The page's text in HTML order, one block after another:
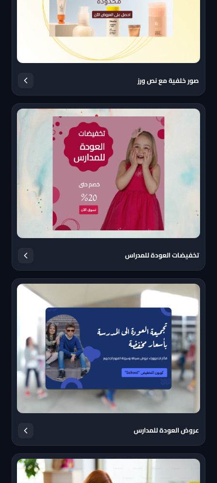
صور خلفية مع نص ورز
تخفيضات العودة للمدراس
عروض العودة للمدارس